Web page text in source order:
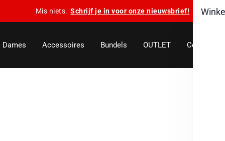
Mis niets. Schrijf je in voor onze nieuwsbrief!
Dames Accessoires Bundels OUTLET Collecties